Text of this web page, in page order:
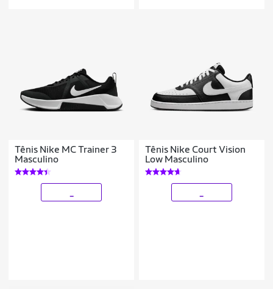
Tênis Nike MC Trainer 3
Masculino
Tênis Nike Court Vision
Low Masculino